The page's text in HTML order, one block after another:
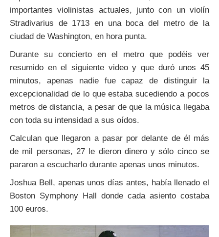
importantes violinistas actuales, junto con un violín
Stradivarius de 1713 en una boca del metro de la
ciudad de Washington, en hora punta.
Durante su concierto en el metro que podéis ver
resumido en el siguiente video y que duró unos 45
minutos, apenas nadie fue capaz de distinguir la
excepcionalidad de lo que estaba sucediendo a pocos
metros de distancia, a pesar de que la música llegaba
con toda su intensidad a sus oídos.
Calculan que llegaron a pasar por delante de él más
de mil personas, 27 le dieron dinero y sólo cinco se
pararon a escucharlo durante apenas unos minutos.
Joshua Bell, apenas unos días antes, había llenado el
Boston Symphony Hall donde cada asiento costaba
100 euros.